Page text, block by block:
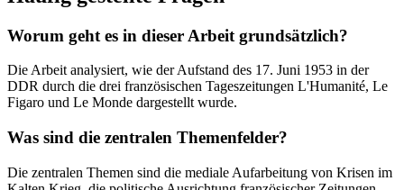
Worum geht es in dieser Arbeit grundsätzlich?
Die Arbeit analysiert, wie der Aufstand des 17. Juni 1953 in der
DDR durch die drei französischen Tageszeitungen L'Humanité, Le
Figaro und Le Monde dargestellt wurde.
Was sind die zentralen Themenfelder?
Die zentralen Themen sind die mediale Aufarbeitung von Krisen im